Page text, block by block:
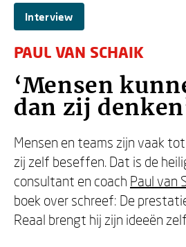
Interview
PAUL VAN SCHAIK
‘Mensen
dan zij
Mensen en teams zijn vaak
zij zelf beseffen. Dat is de
consultant en coach Paul van
boek over schreef: De
Reaal brengt hij zijn ideeën